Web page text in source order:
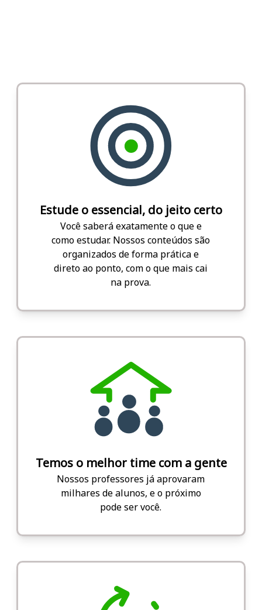
Estude o essencial, do jeito certo
Você saberá exatamente o que e
como estudar. Nossos conteúdos são
organizados de forma prática e
direto ao ponto, com o que mais cai
na prova.
Temos o melhor time com a gente
Nossos professores já aprovaram
milhares de alunos, e o próximo
pode ser você.